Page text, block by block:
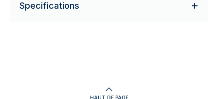
Specifications
HAUT DE PAGE